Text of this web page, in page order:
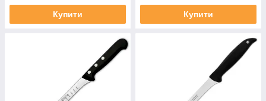
Купити Купити